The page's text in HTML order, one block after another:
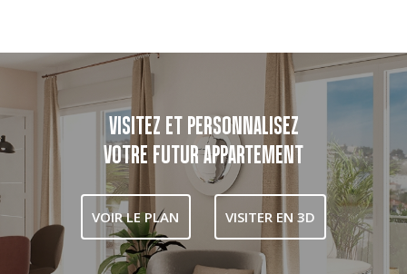
VISITEZ ET PERSONNALISEZ
VOTRE FUTUR APPARTEMENT
VOIR LE PLAN VISITER EN 3D